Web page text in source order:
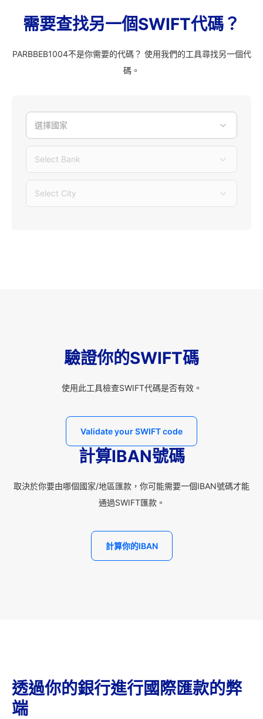
需要查找另一個SWIFT代碼？
PARBBEB1004不是你需要的代碼？ 使用我們的工具尋找另一個代
碼。
選擇國家
Select Bank
Select City
驗證你的SWIFT碼
使用此工具檢查SWIFT代碼是否有效。
Validate your SWIFT code
計算IBAN號碼
取決於你要由哪個國家/地區匯款，你可能需要一個IBAN號碼才能
通過SWIFT匯款。
計算你的IBAN
透過你的銀行進行國際匯款的弊
端